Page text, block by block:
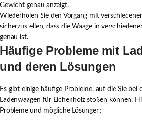
Gewicht genau anzeigt.
Wiederholen Sie den Vorgang mit
sicherzustellen, dass die Waage in
genau ist.
Häufige Probleme mit
und deren Lösungen
Es gibt einige häufige Probleme, auf die Sie bei
Ladenwaagen für Eichenholz stoßen können.
Probleme und mögliche Lösungen: